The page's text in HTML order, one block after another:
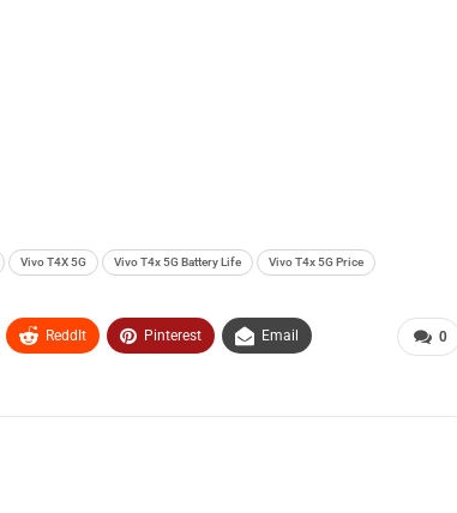
Vivo T4X 5G Vivo T4x 5G Battery Life Vivo T4x 5G Price
0
ReddIt Pinterest Email